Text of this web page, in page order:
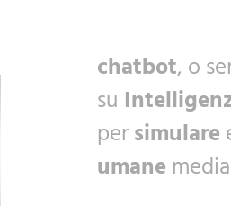
chatbot, o
su
persimulare
umane